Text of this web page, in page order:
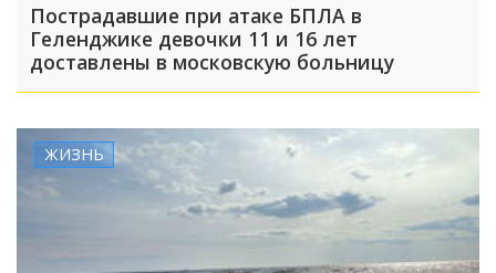
Пострадавшие при атаке БПЛА в
Геленджике девочки 11 и 16 лет
доставлены в московскую больницу
ЖИЗНЬ